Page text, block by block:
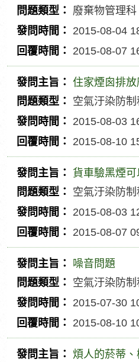
發
問
主
旨
問
類
廢棄物管理科
發
時
2015-08-04
回
覆
時
間
2015-08-07
發
問
主
旨
住家煙囪排放
問
類
空氣汙染防制
發
時
2015-08-03
回
覆
時
間
2015-08-10
發
問
主
旨
貨車驗黑煙
問
類
空氣汙染防制
發
時
2015-08-03
回
覆
時
間
2015-08-07
發
問
主
旨
噪音問題
問
類
空氣汙染防制
發
時
2015-07-30
回
覆
2015-08-10
煩人的菸蒂